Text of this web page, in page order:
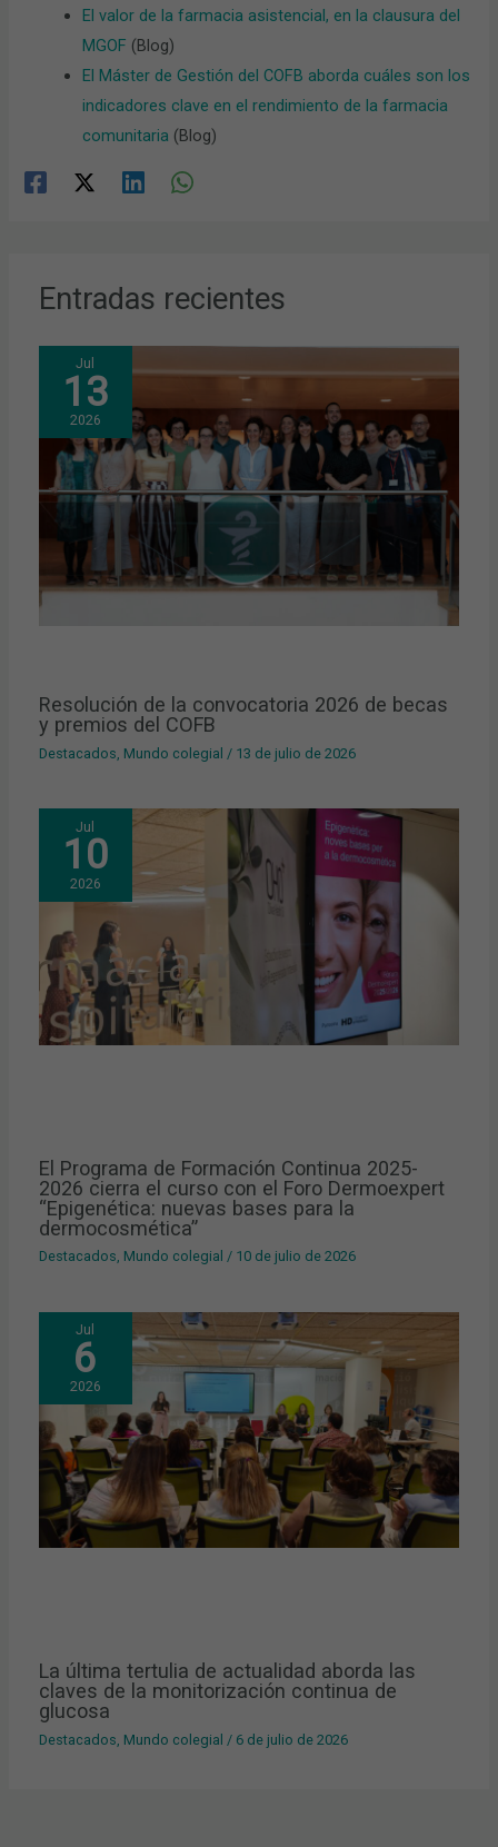
El valor de la farmacia asistencial, en la clausura del
MGOF (Blog)
El Máster de Gestión del COFB aborda cuáles son los
indicadores clave en el rendimiento de la farmacia
comunitaria (Blog)
Entradas recientes
Jul
13
2026
Resolución de la convocatoria 2026 de becas
y premios del COFB
Destacados Mundo colegial / 13 de julio de 2026
Jul
10
2026
El Programa de Formación Continua 2025-
2026 cierra el curso con el Foro Dermoexpert
“Epigenética: nuevas bases para la
dermocosmética”
Destacados, Mundo colegial / 10 de julio de 2026
Jul
6
2026
La última tertulia de actualidad aborda las
claves de la monitorización continua de
glucosa
Destacados Mundo colegial / 6 de julio de 2026